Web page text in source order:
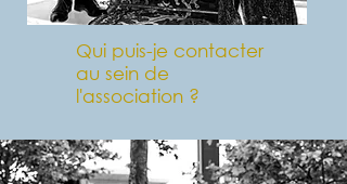
Qui puis-je contacter
au sein de
l'association ?